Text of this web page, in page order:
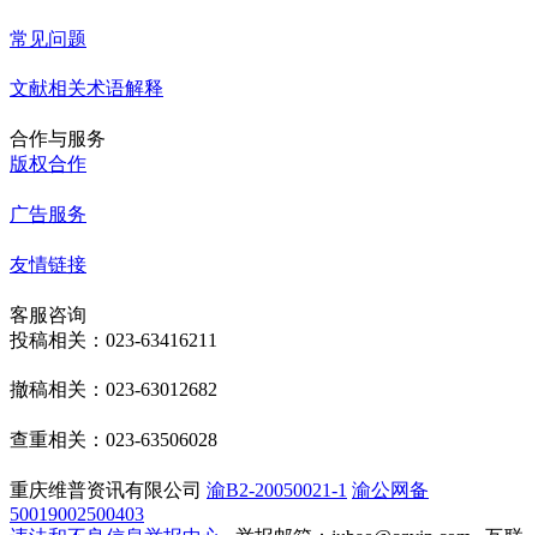
常见问题
文献相关术语解释
合作与服务
版权合作
广告服务
友情链接
客服咨询
投稿相关：023-63416211
撤稿相关：023-63012682
查重相关：023-63506028
重庆维普资讯有限公司 渝B2-20050021-1 渝公网备
50019002500403